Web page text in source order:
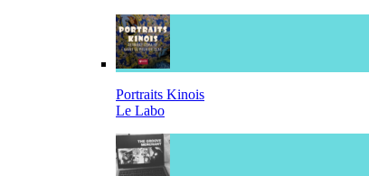
Portraits Kinois
Le Labo